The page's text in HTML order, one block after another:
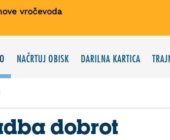
vročevoda
NAČRTUJ OBISK DARILNA KARTICA
dobrot